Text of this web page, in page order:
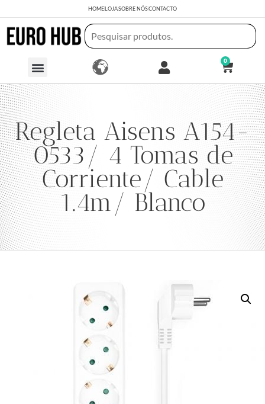
HOMELOJASOBRE NÓSCONTACTO
0
Regleta Aisens A154-
0533/ 4 Tomas de
Corriente/ Cable
1.4m/ Blanco